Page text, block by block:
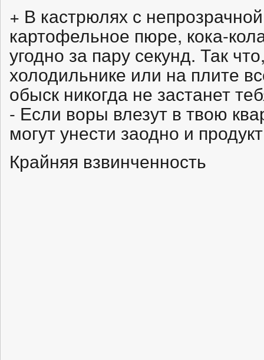
+ В кастрюлях с
картофельное пюре, кока-
угодно за пару секунд. Так
холодильнике или на плите
обыск никогда не застанет
- Если воры влезут в твою
могут унести заодно и
Крайняя взвинченность